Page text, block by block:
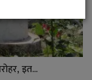
इत...